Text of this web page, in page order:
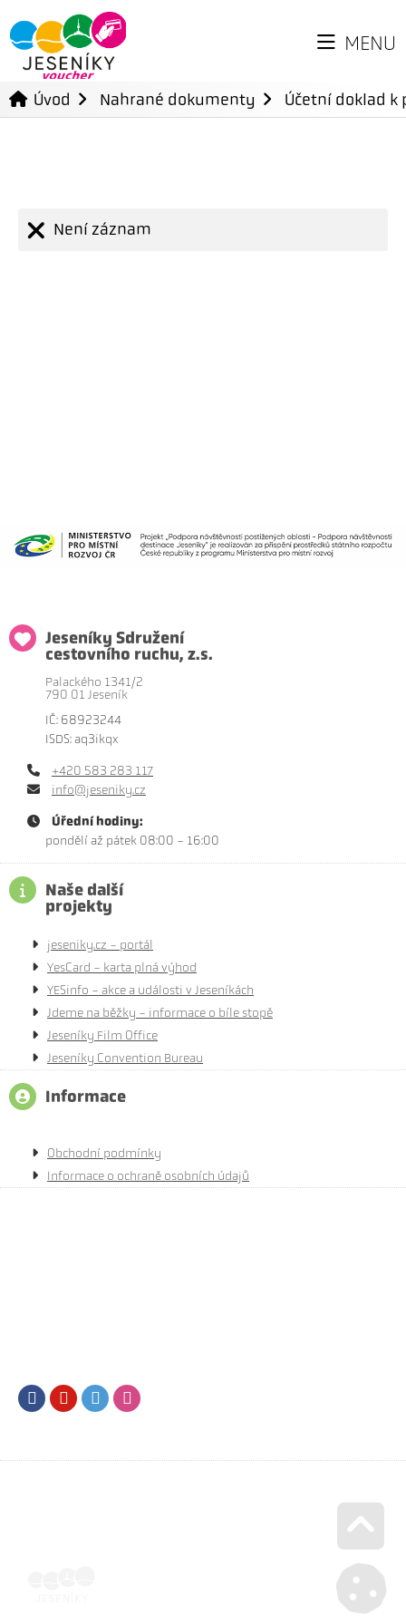
MENU
Úvod Nahrané dokumenty Účetní doklad
Není záznam
Jeseníky Sdružení
cestovního ruchu, z.s.
Palackého 1341/2
790 01 Jeseník
IČ: 68923244
ISDS: aq3ikqx
+420 583 283 117
info@jeseniky.cz
Úřední hodiny:
pondělí až pátek 08:00 - 16:00
Naše další
projekty
jeseniky.cz - portál
YesCard - karta plná výhod
YESinfo - akce a události v Jeseníkách
Jdeme na běžky - informace o bíle stopě
Jeseníky Film Office
Jeseníky Convention Bureau
Informace
Obchodní podmínky
Informace o ochraně osobních údajů
FacebookYoutubeTwitter
Go